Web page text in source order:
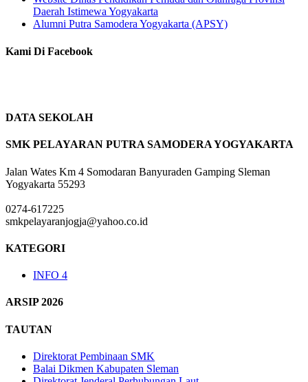
Daerah Istimewa Yogyakarta
Alumni Putra Samodera Yogyakarta (APSY)
Kami Di Facebook
DATA SEKOLAH
SMK PELAYARAN PUTRA SAMODERA YOGYAKARTA
Jalan Wates Km 4 Somodaran Banyuraden Gamping Sleman
Yogyakarta 55293
0274-617225
smkpelayaranjogja@yahoo.co.id
KATEGORI
INFO 4
ARSIP 2026
TAUTAN
Direktorat Pembinaan SMK
Balai Dikmen Kabupaten Sleman